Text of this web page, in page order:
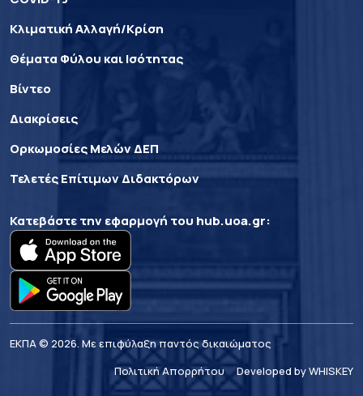
Κλιματική Αλλαγή/Κρίση
Θέματα Φύλου και Ισότητας
Βίντεο
Διακρίσεις
Ορκωμοσίες Μελών ΔΕΠ
Τελετές Επίτιμων Διδακτόρων
Κατεβάστε την εφαρμογή του hub.uoa.gr:
ΕΚΠΑ © 2026. Με επιφύλαξη παντός δικαιώματος
Πολιτική Απορρήτου
Developed by WHISKEY